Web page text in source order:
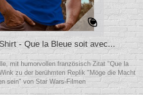
- Que la Bleue soit avec...
mit humorvollen französisch Zitat "Que la
zu der berühmten Replik "Möge die Macht
sein" von Star Wars-Filmen